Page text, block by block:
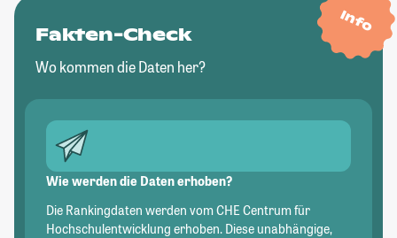
Info
Fakten-Check
Wo kommen die Daten her?
Wie werden die Daten erhoben?
Die Rankingdaten werden vom CHE Centrum für
Hochschulentwicklung erhoben. Diese unabhängige,